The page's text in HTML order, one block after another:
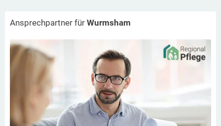
Ansprechpartner für Wurmsham